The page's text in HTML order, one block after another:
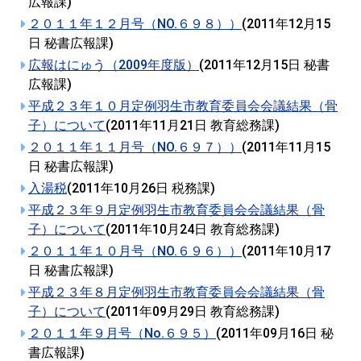
２０１１年１２月号（NO.６９８）） (2011年12月15
日 秘書広報課)
広報はにゅう（2009年度版） (2011年12月15日 秘書
広報課)
平成２３年１０月定例羽生市教育委員会会議結果（骨
子）について(2011年11月21日 教育総務課)
２０１１年１１月号（NO.６９７）） (2011年11月15
日 秘書広報課)
入湯税(2011年10月26日 税務課)
平成２３年９月定例羽生市教育委員会会議結果（骨
子）について(2011年10月24日 教育総務課)
２０１１年１０月号（NO.６９６）） (2011年10月17
日 秘書広報課)
平成２３年８月定例羽生市教育委員会会議結果（骨
子）について(2011年09月29日 教育総務課)
２０１１年９月号（No.６９５） (2011年09月16日 秘
書広報課)